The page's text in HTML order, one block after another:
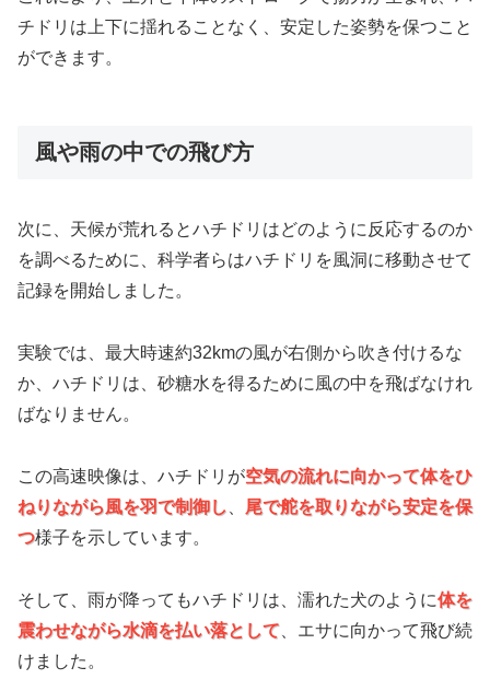
チドリは上下に揺れることなく、安定した姿勢を保つこと
ができます。
風や雨の中での飛び方
次に、天候が荒れるとハチドリはどのように反応するのか
を調べるために、科学者らはハチドリを風洞に移動させて
記録を開始しました。
実験では、最大時速約32kmの風が右側から吹き付けるな
か、ハチドリは、砂糖水を得るために風の中を飛ばなけれ
ばなりません。
この高速映像は、ハチドリが空気の流れに向かって体をひ
ねりながら風を羽で制御し
尾で舵を取りながら安定を保
つ様子を示しています。
そして、雨が降ってもハチドリは、濡れた犬のように体を
震わせながら水滴を払い落として 、エサに向かって飛び続
けました。